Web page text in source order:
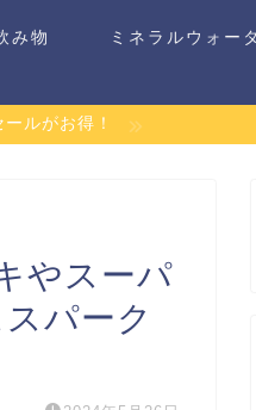
み物 ミネラルウォー
ルがお得！
やスーパ
パーク